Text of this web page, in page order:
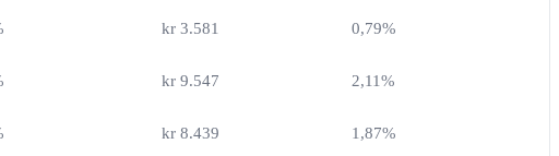
kr 3.581 0,79%
kr 9.547 2,11%
kr 8.439 1,87%